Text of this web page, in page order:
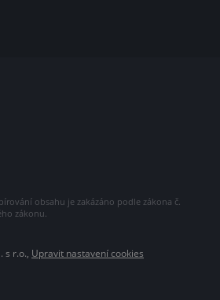
obsahu je zakázáno podle zákona č.
zákonu.
s r.o., Upravit nastavení cookies